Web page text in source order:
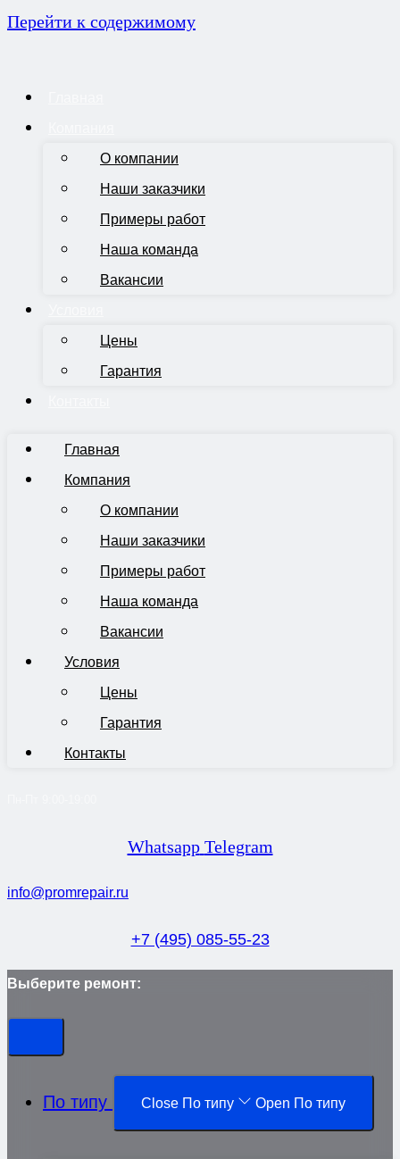
Перейти к содержимому
О компании
Наши заказчики
Примеры работ
Наша команда
Вакансии
Цены
Гарантия
Главная
Компания
О компании
Наши заказчики
Примеры работ
Наша команда
Вакансии
Условия
Цены
Гарантия
Контакты
Whatsapp Telegram
info@promrepair.ru
+7 (495) 085-55-23
Выберите ремонт:
По типу Close По типу Open По типу